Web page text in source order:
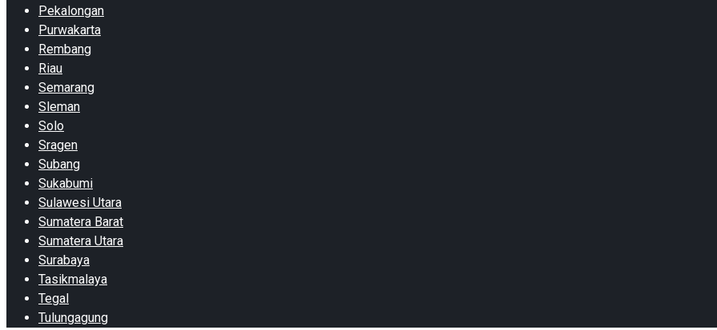
Pekalongan
Purwakarta
Rembang
Riau
Semarang
Sleman
Solo
Sragen
Subang
Sukabumi
Sulawesi Utara
Sumatera Barat
Sumatera Utara
Surabaya
Tasikmalaya
Tegal
Tulungagung